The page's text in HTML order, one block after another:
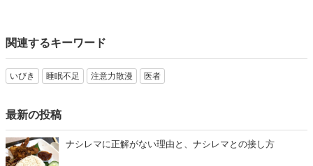
関連するキーワード
いびき 睡眠不足 注意力散漫 医者
最新の投稿
ナシレマに正解がない理由と、ナシレマとの接し方